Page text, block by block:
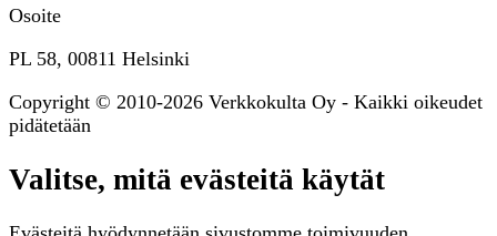
Osoite
PL 58, 00811 Helsinki
Copyright © 2010-2026 Verkkokulta Oy - Kaikki oikeudet
pidätetään
Valitse, mitä evästeitä käytät